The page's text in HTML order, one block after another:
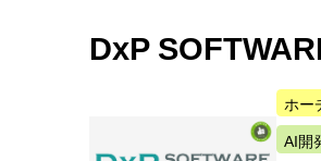
DxP
ホー
AI開